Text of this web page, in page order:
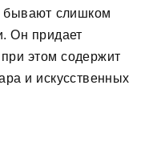
бывают слишком
Он придает
этом содержит
и искусственных